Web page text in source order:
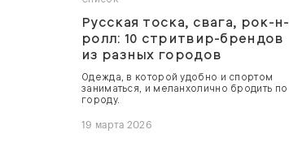
Русская тоска, свага, рок-н-
ролл: 10 стритвир-брендов
из разных городов
Одежда, в которой удобно и спортом
заниматься, и меланхолично бродить по
городу.
19 марта 2026